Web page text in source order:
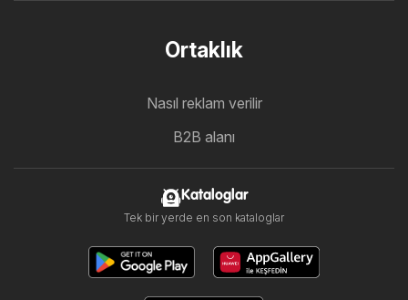
Ortaklık
Nasıl reklam verilir
B2B alanı
Kataloglar
Tek bir yerde en son kataloglar